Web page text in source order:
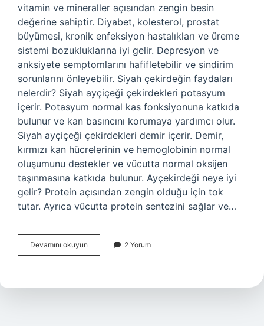
vitamin ve mineraller açısından zengin besin
değerine sahiptir. Diyabet, kolesterol, prostat
büyümesi, kronik enfeksiyon hastalıkları ve üreme
sistemi bozukluklarına iyi gelir. Depresyon ve
anksiyete semptomlarını hafifletebilir ve sindirim
sorunlarını önleyebilir. Siyah çekirdeğin faydaları
nelerdir? Siyah ayçiçeği çekirdekleri potasyum
içerir. Potasyum normal kas fonksiyonuna katkıda
bulunur ve kan basıncını korumaya yardımcı olur.
Siyah ayçiçeği çekirdekleri demir içerir. Demir,
kırmızı kan hücrelerinin ve hemoglobinin normal
oluşumunu destekler ve vücutta normal oksijen
taşınmasına katkıda bulunur. Ayçekirdeği neye iyi
gelir? Protein açısından zengin olduğu için tok
tutar. Ayrıca vücutta protein sentezini sağlar ve…
Devamını okuyun Çekirdeğin
Faydaları
2 Yorum